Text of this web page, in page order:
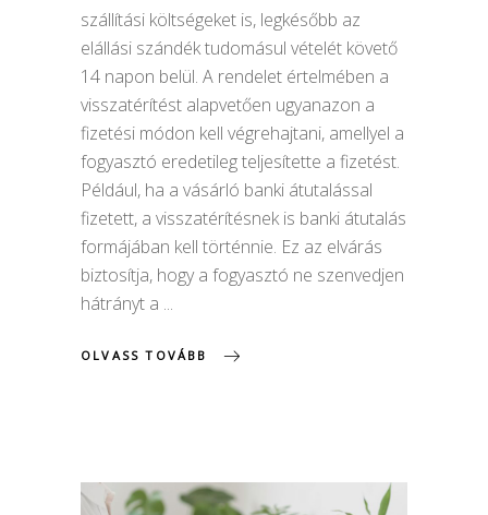
szállítási költségeket is, legkésőbb az
elállási szándék tudomásul vételét követő
14 napon belül. A rendelet értelmében a
visszatérítést alapvetően ugyanazon a
fizetési módon kell végrehajtani, amellyel a
fogyasztó eredetileg teljesítette a fizetést.
Például, ha a vásárló banki átutalással
fizetett, a visszatérítésnek is banki átutalás
formájában kell történnie. Ez az elvárás
biztosítja, hogy a fogyasztó ne szenvedjen
hátrányt a
OLVASS TOVÁBB